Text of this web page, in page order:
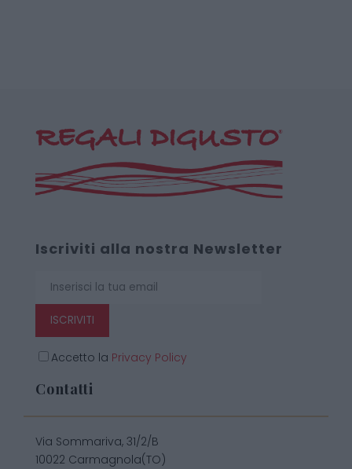
Iscriviti alla nostra Newsletter
ISCRIVITI
Accetto la Privacy Policy
Contatti
Via Sommariva, 31/2/B
10022 Carmagnola(TO)